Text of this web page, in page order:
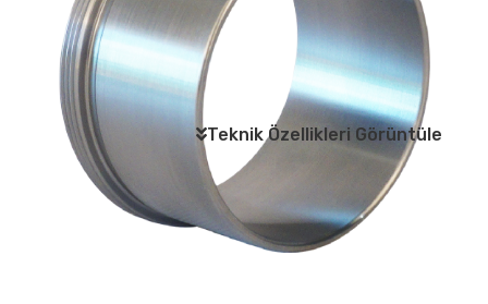
Teknik Özellikleri Görüntüle